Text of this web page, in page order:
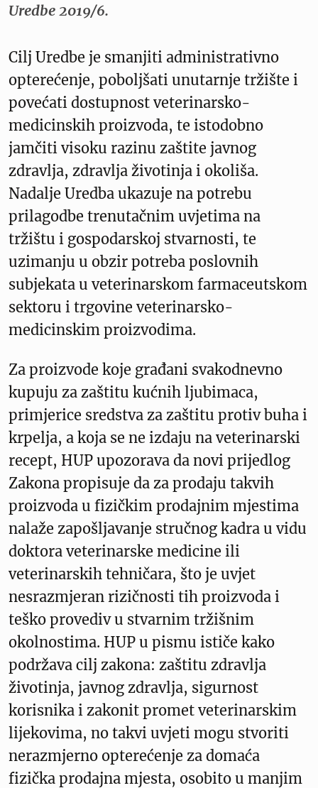
Uredbe 2019/6.
Cilj Uredbe je smanjiti administrativno
opterećenje, poboljšati unutarnje tržište i
povećati dostupnost veterinarsko-
medicinskih proizvoda, te istodobno
jamčiti visoku razinu zaštite javnog
zdravlja, zdravlja životinja i okoliša.
Nadalje Uredba ukazuje na potrebu
prilagodbe trenutačnim uvjetima na
tržištu i gospodarskoj stvarnosti, te
uzimanju u obzir potreba poslovnih
subjekata u veterinarskom farmaceutskom
sektoru i trgovine veterinarsko-
medicinskim proizvodima.
Za proizvode koje građani svakodnevno
kupuju za zaštitu kućnih ljubimaca,
primjerice sredstva za zaštitu protiv buha i
krpelja, a koja se ne izdaju na veterinarski
recept, HUP upozorava da novi prijedlog
Zakona propisuje da za prodaju takvih
proizvoda u fizičkim prodajnim mjestima
nalaže zapošljavanje stručnog kadra u vidu
doktora veterinarske medicine ili
veterinarskih tehničara, što je uvjet
nesrazmjeran rizičnosti tih proizvoda i
teško provediv u stvarnim tržišnim
okolnostima. HUP u pismu ističe kako
podržava cilj zakona: zaštitu zdravlja
životinja, javnog zdravlja, sigurnost
korisnika i zakonit promet veterinarskim
lijekovima, no takvi uvjeti mogu stvoriti
nerazmjerno opterećenje za domaća
fizička prodajna mjesta, osobito u manjim